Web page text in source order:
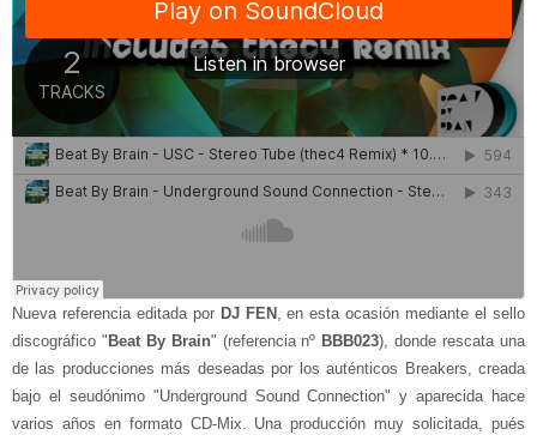
Nueva referencia editada por DJ FEN , en esta ocasión mediante el sello
discográfico " Beat By Brain" (referencia nº BBB023), donde rescata una
de las producciones más deseadas por los auténticos Breakers, creada
bajo el seudónimo "Underground Sound Connection" y aparecida hace
varios años en formato CD-Mix. Una producción muy solicitada, pués